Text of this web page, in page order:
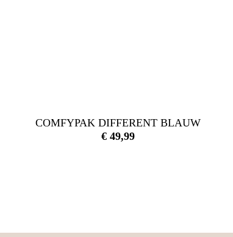
COMFYPAK DIFFERENT BLAUW
€49,99